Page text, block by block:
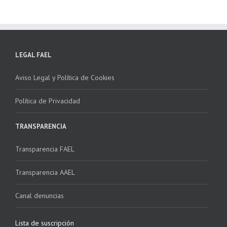
LEGAL FAEL
Aviso Legal y Política de Cookies
Política de Privacidad
TRANSPARENCIA
Transparencia FAEL
Transparencia AAEL
Canal denuncias
Lista de suscripción